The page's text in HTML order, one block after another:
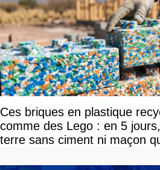
Ces briques en plastique
comme des Lego : en 5
terre sans ciment ni maçon